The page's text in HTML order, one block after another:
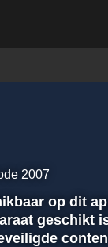
2007
op dit
geschikt